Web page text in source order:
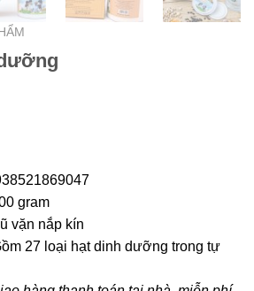
gram
vặn nắp kín
loại hạt dinh dưỡng trong tự